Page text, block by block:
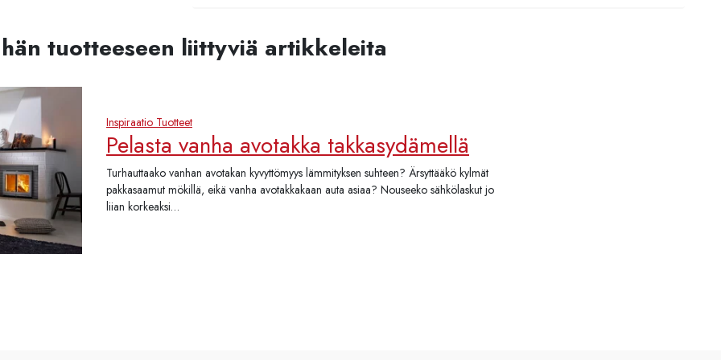
tuotteeseen liittyviä artikkeleita
Inspiraatio Tuotteet
Pelasta vanha avotakka takkasydämellä
Turhauttaako vanhan avotakan kyvyttömyys lämmityksen suhteen? Ärsyttääkö kylmät
pakkasaamut mökillä, eikä vanha avotakkakaan auta asiaa? Nouseeko sähkölaskut jo
liian korkeaksi…